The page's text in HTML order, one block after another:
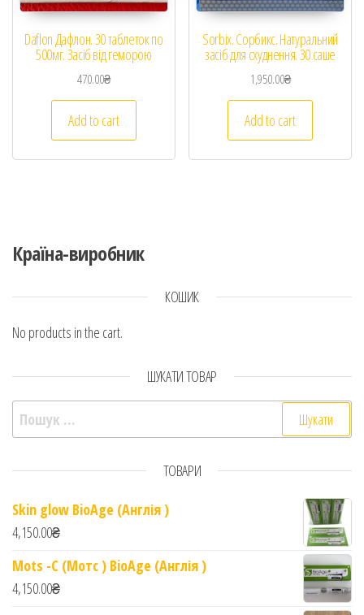
Daflon Дафлон. 30 таблеток по
500мг. Засіб від геморою
470.00₴
Add to cart
Sorbix. Сорбикс. Натуральний
засіб для схуднення. 30 саше
1,950.00₴
Add to cart
Країна-виробник
КОШИК
No products in the cart.
ШУКАТИ ТОВАР
Пошук:
ТОВАРИ
Skin glow BioAge (Англія )
4,150.00₴
Mots -C (Мотс ) BioAge (Англія )
4,150.00₴